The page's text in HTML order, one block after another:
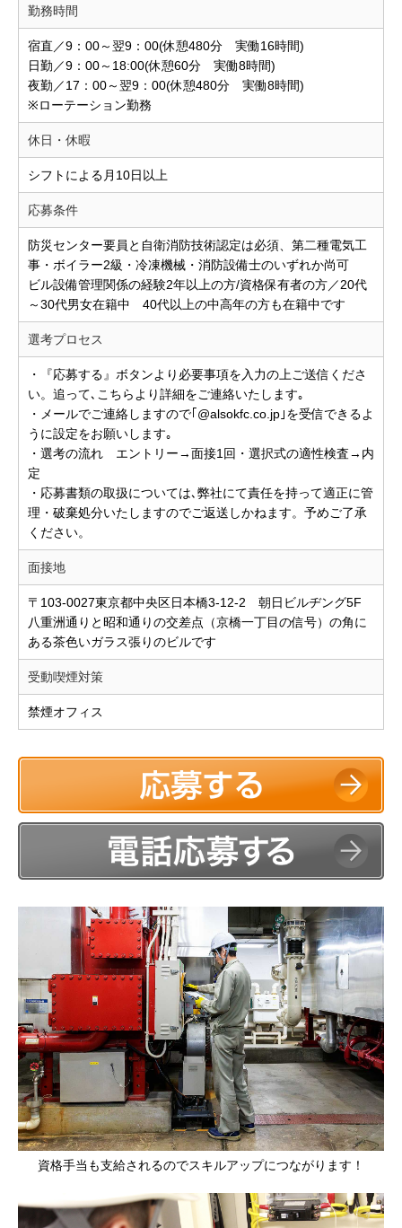
勤務時間
宿直／9：00～翌9：00(休憩480分 実働16時間)
日勤／9：00～18:00(休憩60分 実働8時間)
夜勤／17：00～翌9：00(休憩480分 実働8時間)
※ローテーション勤務
休日・休暇
シフトによる月10日以上
応募条件
防災センター要員と自衛消防技術認定は必須、第二種電気工
事・ボイラー2級・冷凍機械・消防設備士のいずれか尚可
ビル設備管理関係の経験2年以上の方/資格保有者の方／20代
～30代男女在籍中 40代以上の中高年の方も在籍中です
選考プロセス
・『応募する』ボタンより必要事項を入力の上ご送信くださ
い。追って､こちらより詳細をご連絡いたします｡
・メールでご連絡しますので｢@alsokfc.co.jp｣を受信できるよ
うに設定をお願いします｡
・選考の流れ エントリー→面接1回・選択式の適性検査→内
定
・応募書類の取扱については､弊社にて責任を持って適正に管
理・破棄処分いたしますのでご返送しかねます。予めご了承
ください。
面接地
〒103-0027東京都中央区日本橋3-12-2 朝日ビルヂング5F
八重洲通りと昭和通りの交差点（京橋一丁目の信号）の角に
ある茶色いガラス張りのビルです
受動喫煙対策
禁煙オフィス
資格手当も支給されるのでスキルアップにつながります！